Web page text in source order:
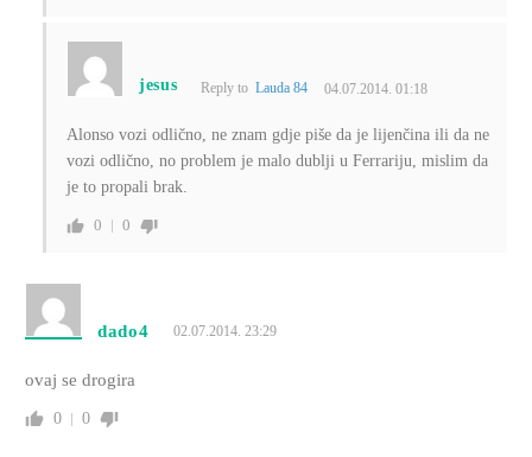
jesus Reply toLauda 84 04.07.2014. 01:18
Alonso vozi odlično, ne znam gdje piše da je lijenčina ili da ne
vozi odlično, no problem je malo dublji u Ferrariju, mislim da
je to propali brak.
0 0
dado4 02.07.2014. 23:29
ovaj se drogira
0 0